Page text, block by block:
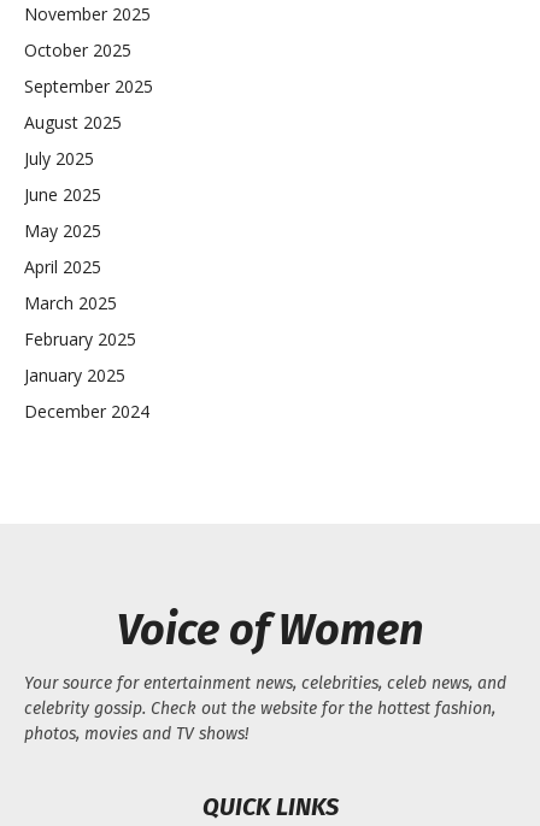
November 2025
October 2025
September 2025
August 2025
July 2025
June 2025
May 2025
April 2025
March 2025
February 2025
January 2025
December 2024
Voice of Women
Your source for entertainment news, celebrities, celeb news, and
celebrity gossip. Check out the website for the hottest fashion,
photos, movies and TV shows!
QUICK LINKS